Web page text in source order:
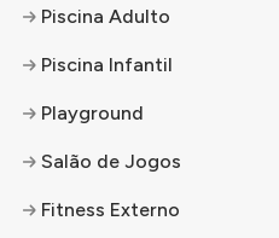
Piscina Adulto
Piscina Infantil
Playground
Salão de Jogos
Fitness Externo